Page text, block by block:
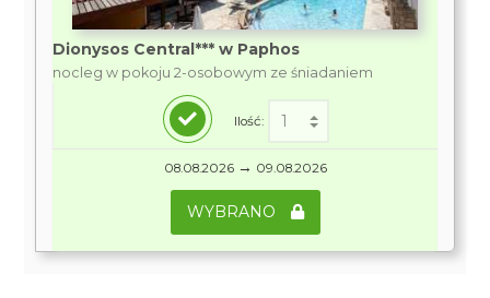
Dionysos Central*** w Paphos
nocleg w pokoju 2-osobowym ze śniadaniem
Ilość:
08.08.2026 → 09.08.2026
WYBRANO